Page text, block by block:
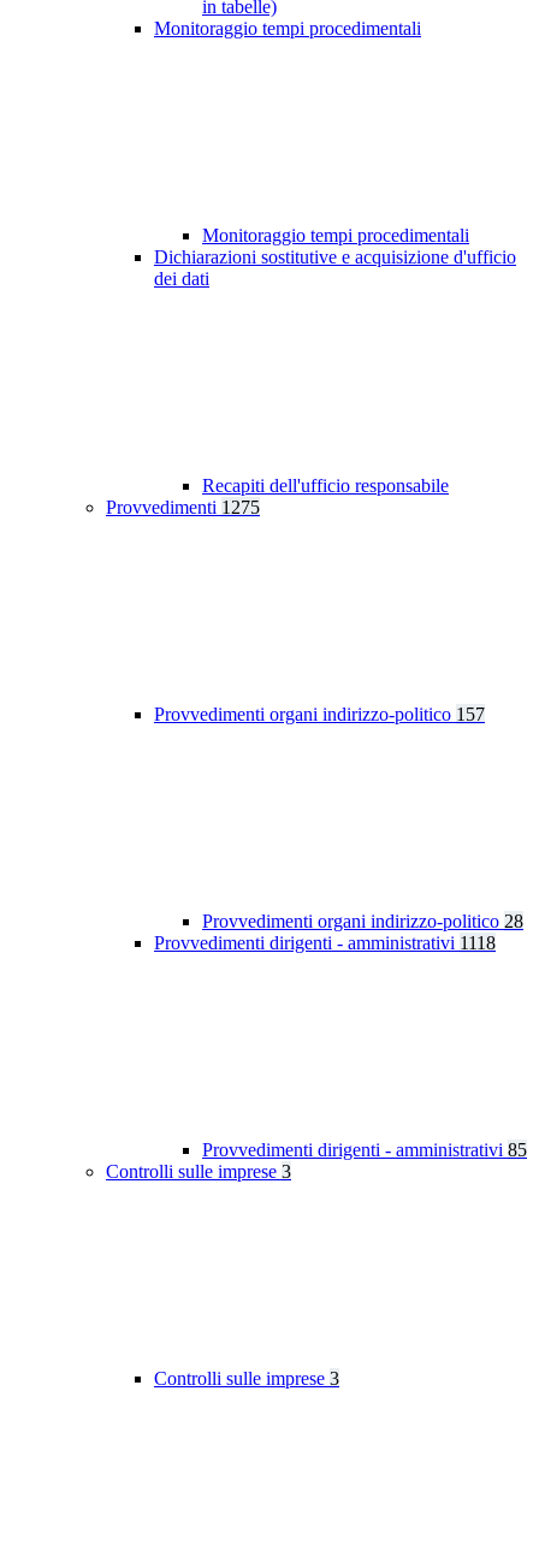
in tabelle)
Monitoraggio tempi procedimentali
Monitoraggio tempi procedimentali
Dichiarazioni sostitutive e acquisizione d'ufficio
dei dati
Recapiti dell'ufficio responsabile
Provvedimenti 1275
Provvedimenti organi indirizzo-politico 157
Provvedimenti organi indirizzo-politico 28
Provvedimenti dirigenti - amministrativi 1118
Provvedimenti dirigenti - amministrativi 85
Controlli sulle imprese 3
Controlli sulle imprese 3